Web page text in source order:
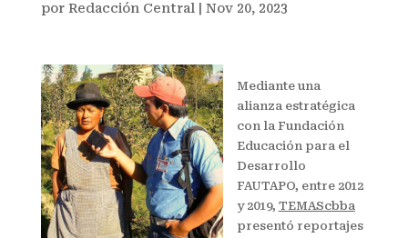
por Redacción Central Nov 20, 2023
Mediante una
alianza estratégica
con la Fundación
Educación para el
Desarrollo
FAUTAPO, entre 2012
y 2019, TEMAScbba
presentó reportajes